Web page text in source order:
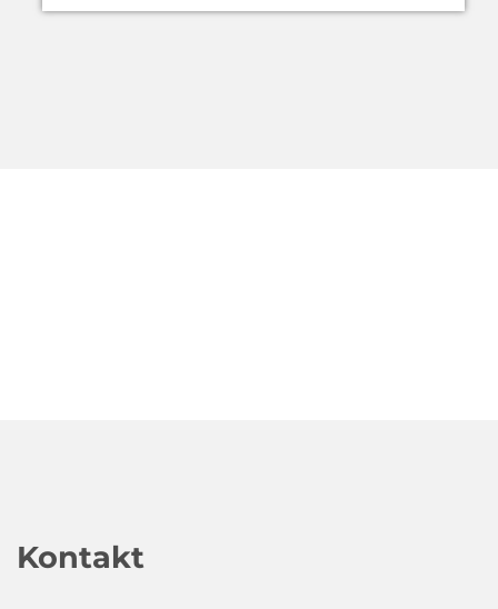
Kontakt